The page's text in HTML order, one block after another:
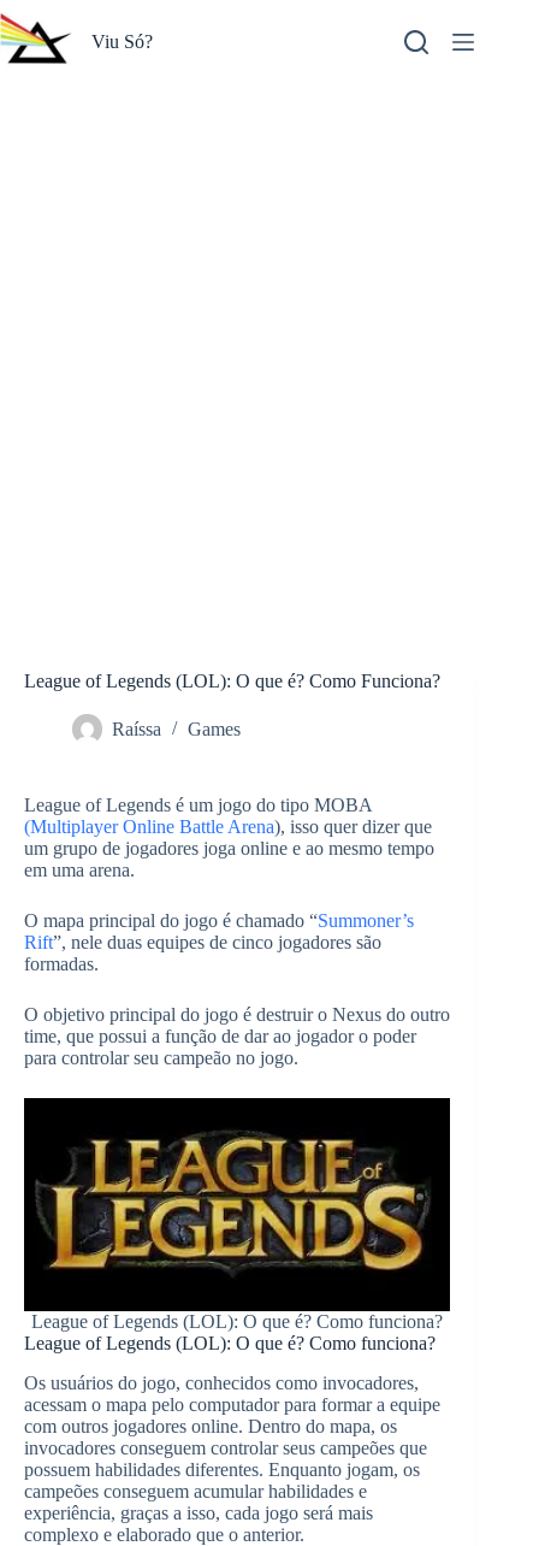
Pular
para
o
Viu Só?
League of Legends (LOL): O que é? Como Funciona?
Raíssa Games
League of Legends é um jogo do tipo MOBA
(Multiplayer Online Battle Arena), isso quer dizer que
um grupo de jogadores joga online e ao mesmo tempo
em uma arena.
O mapa principal do jogo é chamado “Summoner’s
Rift”, nele duas equipes de cinco jogadores são
formadas.
O objetivo principal do jogo é destruir o Nexus do outro
time, que possui a função de dar ao jogador o poder
para controlar seu campeão no jogo.
League of Legends (LOL): O que é? Como funciona?
League of Legends (LOL): O que é? Como funciona?
Os usuários do jogo, conhecidos como invocadores,
acessam o mapa pelo computador para formar a equipe
com outros jogadores online. Dentro do mapa, os
invocadores conseguem controlar seus campeões que
possuem habilidades diferentes. Enquanto jogam, os
campeões conseguem acumular habilidades e
experiência, graças a isso, cada jogo será mais
complexo e elaborado que o anterior.